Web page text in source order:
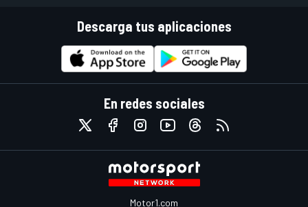
Descarga tus aplicaciones
En redes sociales
Motor1.com